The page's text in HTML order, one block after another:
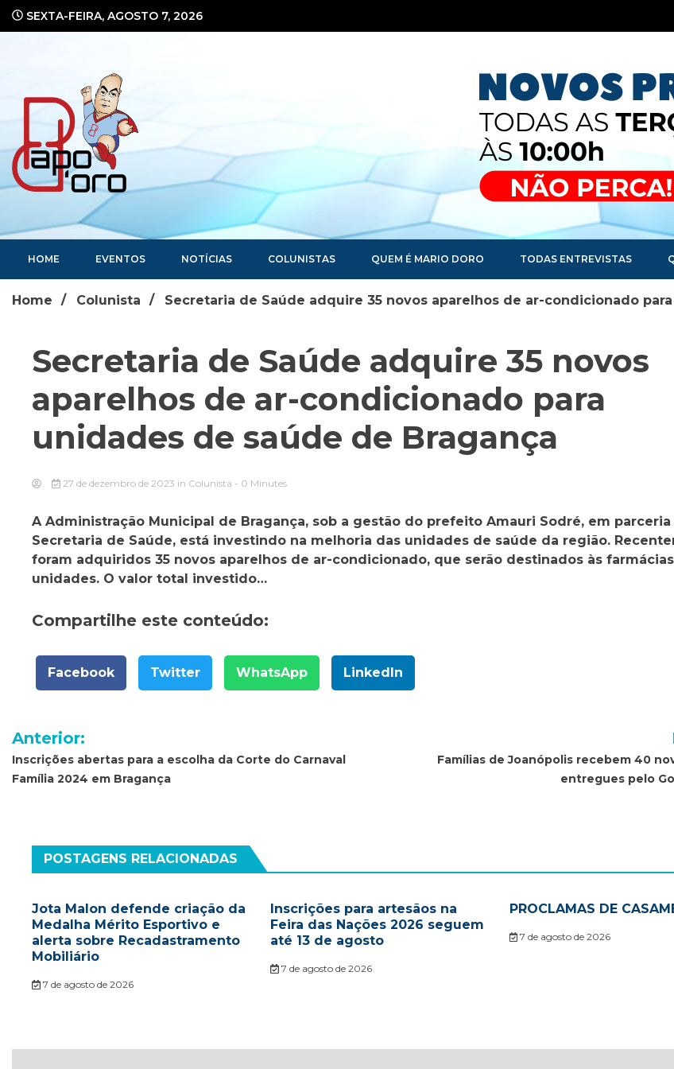
SEXTA-FEIRA, AGOSTO 7, 2026
Portal de Notícias
HOME EVENTOS NOTÍCIAS COLUNISTAS QUEM É MARIO DORO TODAS ENTREVISTAS
Home Colunista Secretaria de Saúde adquire 35 novos aparelhos de ar-condicionado
Secretaria de Saúde adquire 35 novos
aparelhos de ar-condicionado para
unidades de saúde de Bragança
27 de dezembro de 2023 in Colunista - 0 Minutes
A Administração Municipal de Bragança, sob a gestão do prefeito Amauri Sodré, em parceria
Secretaria de Saúde, está investindo na melhoria das unidades de saúde da região.
foram adquiridos 35 novos aparelhos de ar-condicionado, que serão destinados às
unidades. O valor total investido…
Compartilhe este conteúdo:
Facebook Twitter WhatsApp LinkedIn
Navegação
de
Anterior:
Inscrições abertas para a escolha da Corte do Carnaval
Família 2024 em Bragança
Famílias de Joanópolis recebem 40
entregues pelo
POSTAGENS RELACIONADAS
Jota Malon defende criação da
Medalha Mérito Esportivo e
alerta sobre Recadastramento
Mobiliário
7 de agosto de 2026
Inscrições para artesãos na
Feira das Nações 2026 seguem
até 13 de agosto
7 de agosto de 2026
PROCLAMAS DE
7 de agosto de 2026